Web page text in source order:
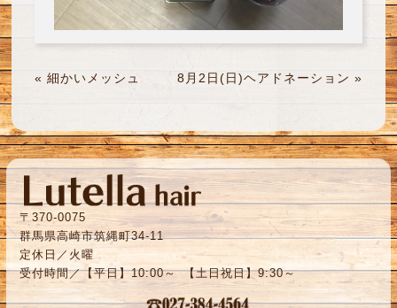
« 細かいメッシュ 8月2日(日)ヘアドネーション »
〒370-0075
群馬県高崎市筑縄町34-11
定休日／火曜
受付時間／【平日】10:00～ 【土日祝日】9:30～